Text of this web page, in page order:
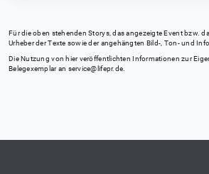
Für die oben stehenden Storys, das angezeigte Event bzw.
Urheber der Texte sowie der angehängten Bild-, Ton- und
Die Nutzung von hier veröffentlichten Informationen zur
Belegexemplar an service@lifepr.de